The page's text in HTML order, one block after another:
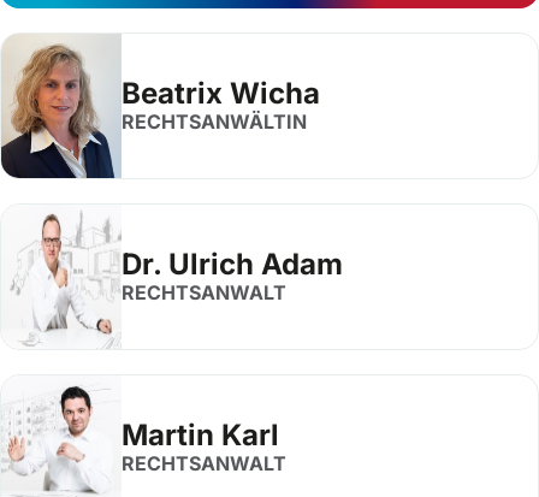
Beatrix Wicha
RECHTSANWÄLTIN
Dr. Ulrich Adam
RECHTSANWALT
Martin Karl
RECHTSANWALT